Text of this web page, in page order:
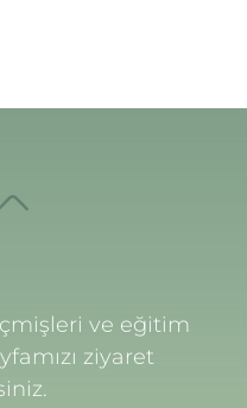
ve eğitim
ziyaret